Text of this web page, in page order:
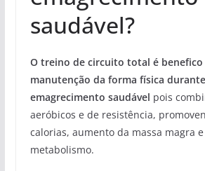
saudável?
O treino de circuito total é benefico
manutenção da forma física
emagrecimento saudável pois
aeróbicos e de resistência,
calorias, aumento da massa magra
metabolismo.